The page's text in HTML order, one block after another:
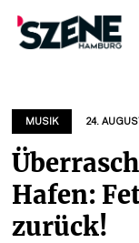
springen
MUSIK 24.
Hafen:
zurück!